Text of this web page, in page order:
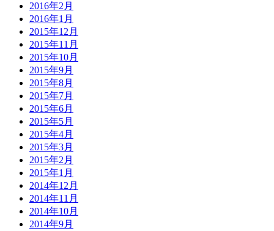
2016年2月
2016年1月
2015年12月
2015年11月
2015年10月
2015年9月
2015年8月
2015年7月
2015年6月
2015年5月
2015年4月
2015年3月
2015年2月
2015年1月
2014年12月
2014年11月
2014年10月
2014年9月